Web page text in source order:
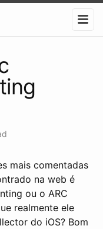
mais comentadas
na web é
ou o ARC
realmente ele
do iOS? Bom